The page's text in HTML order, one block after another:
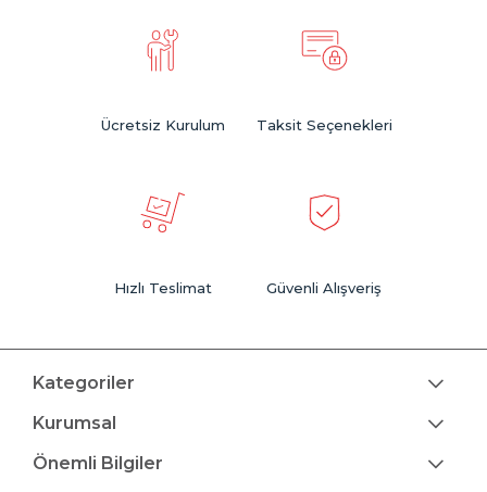
Ücretsiz Kurulum Taksit Seçenekleri
Hızlı Teslimat Güvenli Alışveriş
Kategoriler
Kurumsal
Önemli Bilgiler